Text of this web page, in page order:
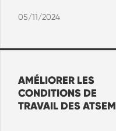
05/11/2024
AMÉLIORER LES
CONDITIONS DE
TRAVAIL DES ATSEM